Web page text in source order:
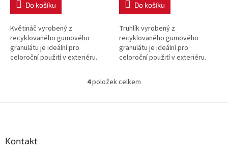
Do košíku
Květináč vyrobený z
recyklovaného gumového
granulátu je ideální pro
celoroční použití v exteriéru.
Do košíku
Truhlík vyrobený z
recyklovaného gumového
granulátu je ideální pro
celoroční použití v exteriéru.
O
l
4položek celkem
Kontakt